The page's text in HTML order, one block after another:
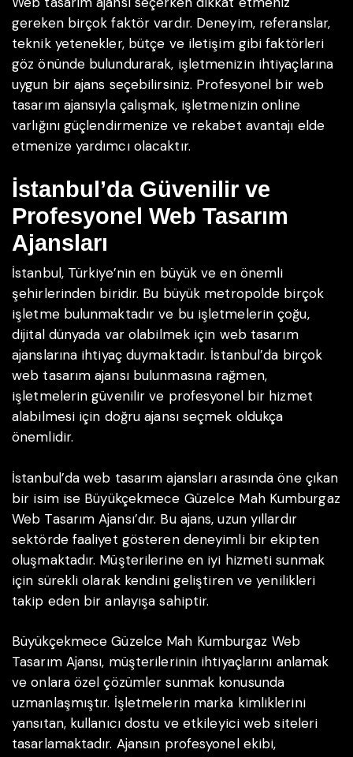
gereken birçok faktör vardır. Deneyim, referanslar,
teknik yetenekler, bütçe ve iletişim gibi faktörleri
göz önünde bulundurarak, işletmenizin ihtiyaçlarına
uygun bir ajans seçebilirsiniz. Profesyonel bir web
tasarım ajansıyla çalışmak, işletmenizin online
varlığını güçlendirmenize ve rekabet avantajı elde
etmenize yardımcı olacaktır.
İstanbul’da Güvenilir ve
Profesyonel Web Tasarım
Ajansları
İstanbul, Türkiye’nin en büyük ve en önemli
şehirlerinden biridir. Bu büyük metropolde birçok
işletme bulunmaktadır ve bu işletmelerin çoğu,
dijital dünyada var olabilmek için web tasarım
ajanslarına ihtiyaç duymaktadır. İstanbul’da birçok
web tasarım ajansı bulunmasına rağmen,
işletmelerin güvenilir ve profesyonel bir hizmet
alabilmesi için doğru ajansı seçmek oldukça
önemlidir.
İstanbul’da web tasarım ajansları arasında öne çıkan
bir isim ise Büyükçekmece Güzelce Mah Kumburgaz
Web Tasarım Ajansı’dır. Bu ajans, uzun yıllardır
sektörde faaliyet gösteren deneyimli bir ekipten
oluşmaktadır. Müşterilerine en iyi hizmeti sunmak
için sürekli olarak kendini geliştiren ve yenilikleri
takip eden bir anlayışa sahiptir.
Büyükçekmece Güzelce Mah Kumburgaz Web
Tasarım Ajansı, müşterilerinin ihtiyaçlarını anlamak
ve onlara özel çözümler sunmak konusunda
uzmanlaşmıştır. İşletmelerin marka kimliklerini
yansıtan, kullanıcı dostu ve etkileyici web siteleri
tasarlamaktadır. Ajansın profesyonel ekibi,